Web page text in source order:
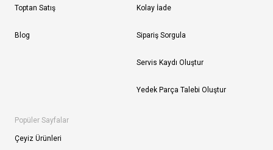
Toptan Satış
Blog
Kolay İade
Sipariş Sorgula
Servis Kaydı Oluştur
Yedek Parça Talebi Oluştur
Popüler Sayfalar
Çeyiz Ürünleri